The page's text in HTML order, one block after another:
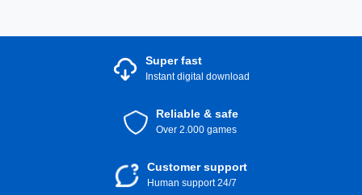
Super fast
Instant digital download
Reliable & safe
Over 2.000 games
Customer support
Human support 24/7